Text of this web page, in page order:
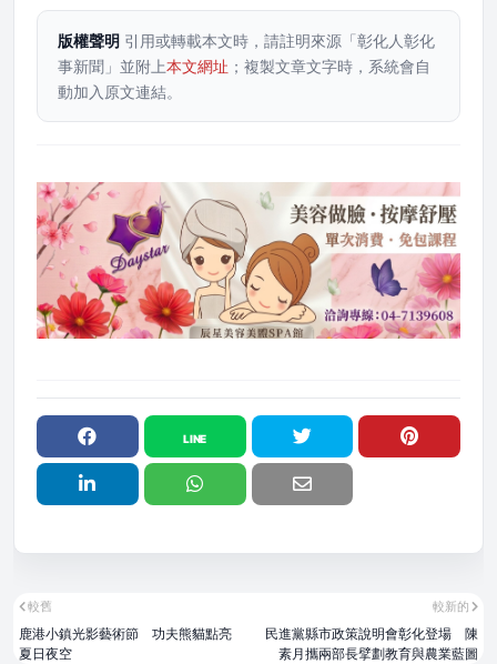
版權聲明 引用或轉載本文時，請註明來源「彰化人彰化
事新聞」並附上本文網址 ；複製文章文字時，系統會自
動加入原文連結。
較新的
民進黨縣市政策說明會彰化登場 陳
素月攜兩部長擘劃教育與農業藍圖
較舊
鹿港小鎮光影藝術節 功夫熊貓點亮
夏日夜空